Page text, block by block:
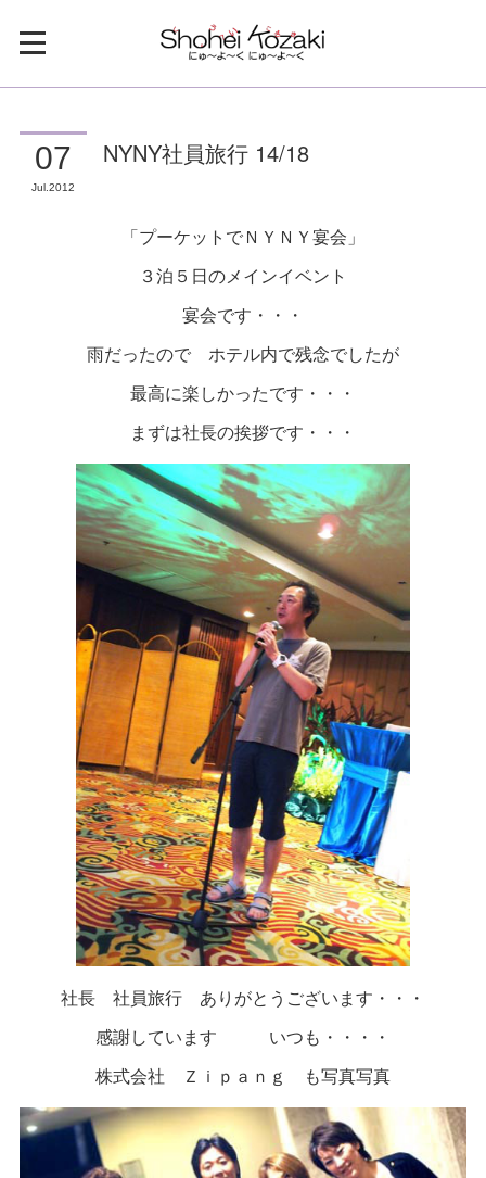
07
Jul 2012
NYNY社員旅行 14/18
「プーケットでＮＹＮＹ宴会」
３泊５日のメインイベント
宴会です・・・
雨だったので ホテル内で残念でしたが
最高に楽しかったです・・・
まずは社長の挨拶です・・・
社長 社員旅行 ありがとうございます・・・
感謝しています いつも・・・・
株式会社 Ｚｉｐａｎｇ も写真写真